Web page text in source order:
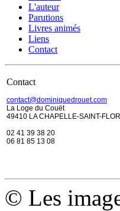
L'auteur
Parutions
Livres animés
Liens
Contact
Contact
contact@dominiquedrouet.com
La Loge du Couët
49410 LA CHAPELLE-SAINT-
02 41 39 38 20
06 81 85 13 08
© Les